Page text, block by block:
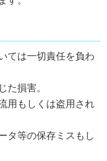
ては一切責任を負わ
た損害。
用もしくは盗用され
タ等の保存ミスもし